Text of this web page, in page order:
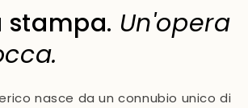
stampa. Un'opera
nasce da un connubio unico di